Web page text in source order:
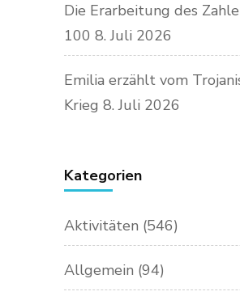
Die Erarbeitung des
100 8. Juli 2026
Emilia erzählt vom
Krieg 8. Juli 2026
Kategorien
Aktivitäten (546)
Allgemein (94)